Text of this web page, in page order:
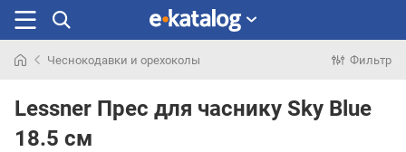
раньше
Чеснокодавки и орехоколы Фильтр
Lessner Прес для часнику Sky Blue
18.5 см